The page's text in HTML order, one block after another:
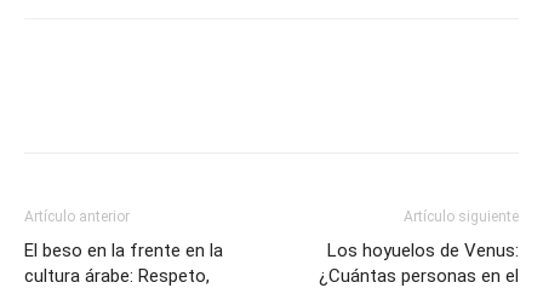
Artículo anterior
El beso en la frente en la
cultura árabe: Respeto,
Artículo siguiente
Los hoyuelos de Venus:
¿Cuántas personas en el